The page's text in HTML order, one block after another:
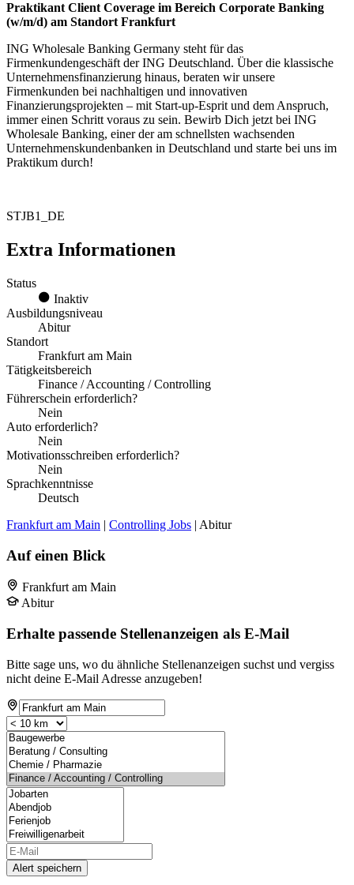
Praktikant Client Coverage im Bereich Corporate Banking
(w/m/d) am Standort Frankfurt
ING Wholesale Banking Germany steht für das
Firmenkundengeschäft der ING Deutschland. Über die klassische
Unternehmensfinanzierung hinaus, beraten wir unsere
Firmenkunden bei nachhaltigen und innovativen
Finanzierungsprojekten – mit Start-up-Esprit und dem Anspruch,
immer einen Schritt voraus zu sein. Bewirb Dich jetzt bei ING
Wholesale Banking, einer der am schnellsten wachsenden
Unternehmenskundenbanken in Deutschland und starte bei uns im
Praktikum durch!
STJB1_DE
Extra Informationen
Status
Inaktiv
Ausbildungsniveau
Abitur
Standort
Frankfurt am Main
Tätigkeitsbereich
Finance / Accounting / Controlling
Führerschein erforderlich?
Nein
Auto erforderlich?
Nein
Motivationsschreiben erforderlich?
Nein
Sprachkenntnisse
Deutsch
Frankfurt am Main | Controlling Jobs | Abitur
Auf einen Blick
Frankfurt am Main
Abitur
Erhalte passende Stellenanzeigen als E-Mail
Bitte sage uns, wo du ähnliche Stellenanzeigen suchst und vergiss
nicht deine E-Mail Adresse anzugeben!
Alert speichern